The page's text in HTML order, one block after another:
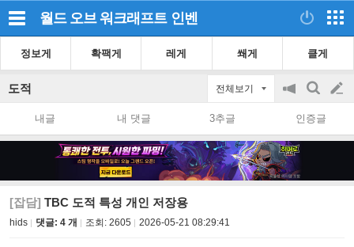
월드 오브 워크래프트 인벤
정보게 확팩게 레게 쐐게 클게
도적 전체보기
공
on/off
검
색
글
쓰
내글 내 댓글 3추글 인증글
[잡담] TBC 도적 특성 개인 저장용
hids 댓글: 4 개 조회: 2605 2026-05-21 08:29:41